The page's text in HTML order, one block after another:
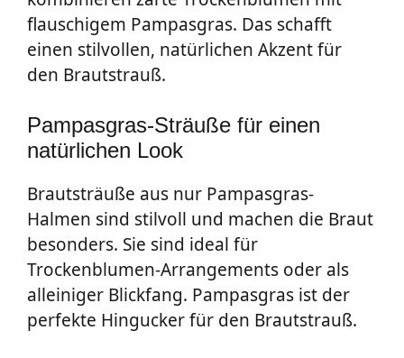
flauschigem Pampasgras. Das schafft
einen stilvollen, natürlichen Akzent für
den Brautstrauß.
Pampasgras-Sträuße für einen
natürlichen Look
Brautsträuße aus nur Pampasgras-
Halmen sind stilvoll und machen die Braut
besonders. Sie sind ideal für
Trockenblumen-Arrangements oder als
alleiniger Blickfang. Pampasgras ist der
perfekte Hingucker für den Brautstrauß.